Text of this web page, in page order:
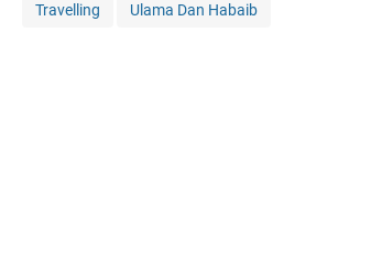
Travelling Ulama Dan Habaib